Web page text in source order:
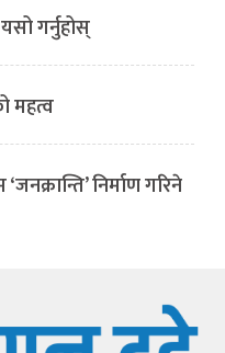
गर्नुहोस्
महत्व
निर्माण गरिने